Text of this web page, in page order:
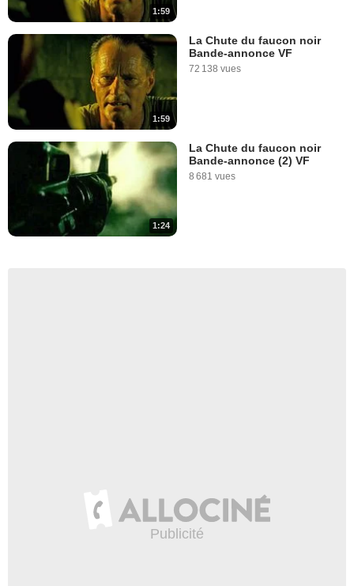
1:59
1:59
La Chute du faucon noir
Bande-annonce VF
72 138 vues
1:24
La Chute du faucon noir
Bande-annonce (2) VF
8 681 vues